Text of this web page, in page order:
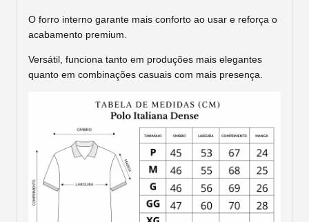
O forro interno garante mais conforto ao usar e reforça o
acabamento premium.
Versátil, funciona tanto em produções mais elegantes
quanto em combinações casuais com mais presença.